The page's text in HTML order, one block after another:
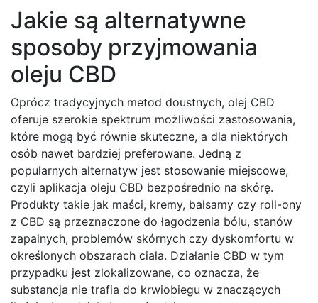
Jakie są alternatywne
sposoby przyjmowania
oleju CBD
Oprócz tradycyjnych metod doustnych, olej CBD
oferuje szerokie spektrum możliwości zastosowania,
które mogą być równie skuteczne, a dla niektórych
osób nawet bardziej preferowane. Jedną z
popularnych alternatyw jest stosowanie miejscowe,
czyli aplikacja oleju CBD bezpośrednio na skórę.
Produkty takie jak maści, kremy, balsamy czy roll-ony
z CBD są przeznaczone do łagodzenia bólu, stanów
zapalnych, problemów skórnych czy dyskomfortu w
określonych obszarach ciała. Działanie CBD w tym
przypadku jest zlokalizowane, co oznacza, że
substancja nie trafia do krwiobiegu w znaczących